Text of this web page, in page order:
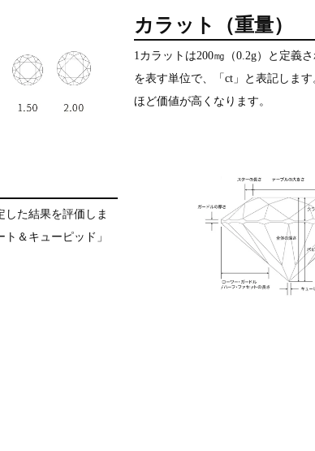
カラット（重量）
1カラットは200㎎（0.2g）と定義
を表す単位で、「ct」と表記しま
ほど価値が高くなります。
した結果を評価しま
＆キューピッド」